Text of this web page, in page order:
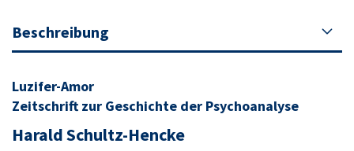
Beschreibung
Luzifer-Amor
Zeitschrift zur Geschichte der Psychoanalyse
Harald Schultz-Hencke